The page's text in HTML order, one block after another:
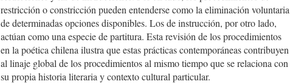
restricción o constricción pueden entenderse como la eliminación voluntaria
de determinadas opciones disponibles. Los de instrucción, por otro lado,
actúan como una especie de partitura. Esta revisión de los procedimientos
en la poética chilena ilustra que estas prácticas contemporáneas contribuyen
al linaje global de los procedimientos al mismo tiempo que se relaciona con
su propia historia literaria y contexto cultural particular.